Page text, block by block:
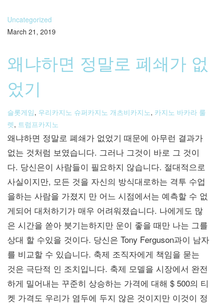
Uncategorized
March 21, 2019
왜냐하면 정말로 폐쇄가 없
었기
슬롯게임, 우리카지노 슈퍼카지노 개츠비카지노, 카지노 바카라 룰
렛, 트럼프카지노
왜냐하면 정말로 폐쇄가 없었기 때문에 아무런 결과가
없는 것처럼 보였습니다. 그러나 그것이 바로 그 것이
다. 당신은이 사람들이 필요하지 않습니다. 절대적으로
사실이지만, 모든 것을 자신의 방식대로하는 격투 수업
을하는 사람을 가졌지 만 어느 시점에서는 예측할 수 없
게되어 대처하기가 매우 어려워졌습니다. 나에게도 많
은 시간을 쏟아 붓기는하지만 운이 좋을 때만 나는 그를
상대 할 수있을 것이다. 당신은 Tony Ferguson과이 남자
를 비교할 수 있습니다. 축제 조직자에게 책임을 묻는
것은 극단적 인 조치입니다. 축제 모델을 시장에서 완전
하게 밀어내는 꾸준히 상승하는 가격에 대해 $ 500의 티
켓 가격도 우리가 염두에 두지 않은 것이지만 이것이 정